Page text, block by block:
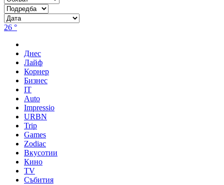
26 °
Днес
Лайф
Корнер
Бизнес
IT
Auto
Impressio
URBN
Trip
Games
Zodiac
Вкусотии
Кино
TV
Събития